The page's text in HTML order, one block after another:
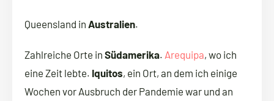
Queensland in Australien.
Zahlreiche Orte in Südamerika. Arequipa, wo ich
eine Zeit lebte. Iquitos, ein Ort, an dem ich einige
Wochen vor Ausbruch der Pandemie war und an